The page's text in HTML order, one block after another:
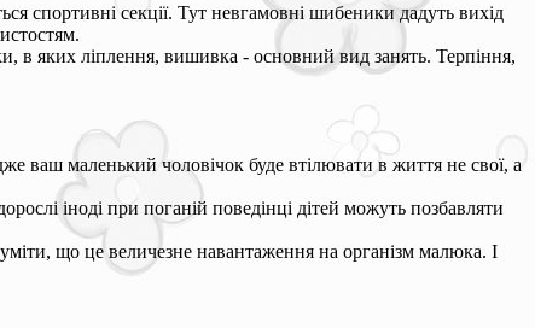
спортивні секції. Тут невгамовні шибеники дадуть вихід
в яких ліплення, вишивка - основний вид занять. Терпіння,
ваш маленький чоловічок буде втілювати в життя не свої, а
іноді при поганій поведінці дітей можуть позбавляти
що це величезне навантаження на організм малюка. І